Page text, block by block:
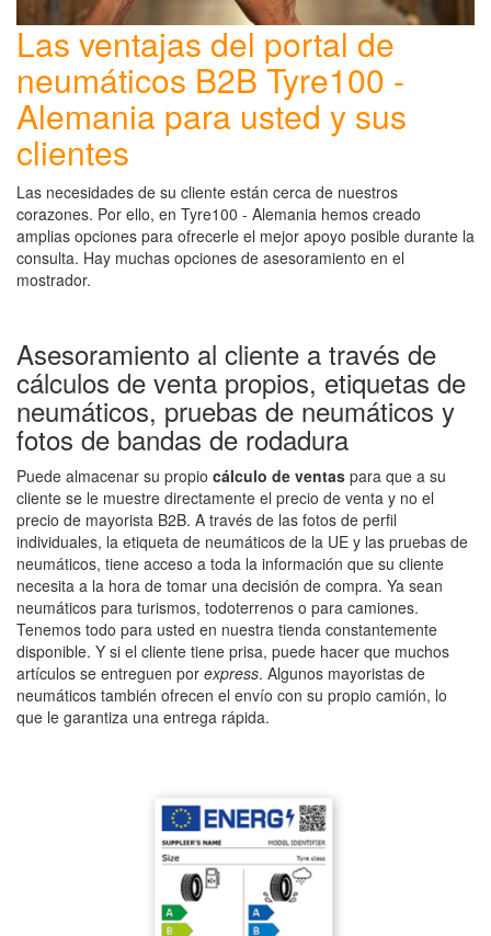
Las ventajas del portal de
neumáticos B2B Tyre100 -
Alemania para usted y sus
clientes
Las necesidades de su cliente están cerca de nuestros
corazones. Por ello, en Tyre100 - Alemania hemos creado
amplias opciones para ofrecerle el mejor apoyo posible durante la
consulta. Hay muchas opciones de asesoramiento en el
mostrador.
Asesoramiento al cliente a través de
cálculos de venta propios, etiquetas de
neumáticos, pruebas de neumáticos y
fotos de bandas de rodadura
Puede almacenar su propio cálculo de ventas para que a su
cliente se le muestre directamente el precio de venta y no el
precio de mayorista B2B. A través de las fotos de perfil
individuales, la etiqueta de neumáticos de la UE y las pruebas de
neumáticos, tiene acceso a toda la información que su cliente
necesita a la hora de tomar una decisión de compra. Ya sean
neumáticos para turismos, todoterrenos o para camiones.
Tenemos todo para usted en nuestra tienda constantemente
disponible. Y si el cliente tiene prisa, puede hacer que muchos
artículos se entreguen por express. Algunos mayoristas de
neumáticos también ofrecen el envío con su propio camión, lo
que le garantiza una entrega rápida.